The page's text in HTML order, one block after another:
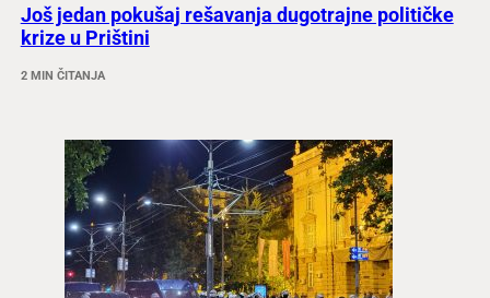
Još jedan pokušaj rešavanja dugotrajne političke
krize u Prištini
2 MIN ČITANJA